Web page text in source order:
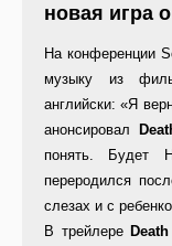
новая игра
На конференции
музыку из
английски: «Я
анонсировал
понять. Будет
переродился
слезах и с
В трейлере